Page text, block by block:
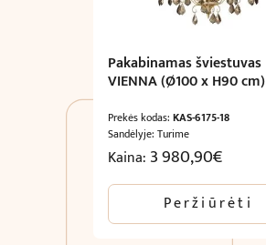
Pakabinamas šviestuvas
VIENNA (Ø100 x H90 cm)
Prekės kodas: KAS-6175-18
Sandėlyje: Turime
Kaina: 3 980,90€
Peržiūrėti